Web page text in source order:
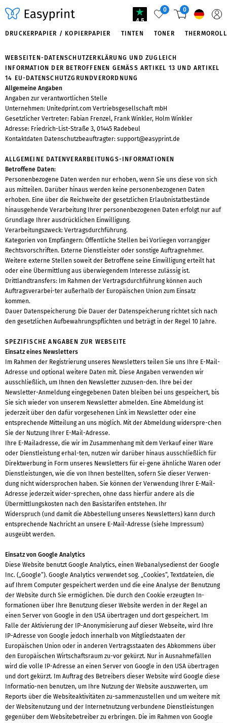
4.5
0 0
DRUCKERPAPIER / KOPIERPAPIER TINTEN TONER
WEBSEITEN-DATENSCHUTZERKLÄRUNG UND ZUGLEICH
INFORMATION DER BETROFFENEN GEMÄSS ARTIKEL 13 UND ARTIKEL 1
4 EU-DATENSCHUTZGRUNDVERORDNUNG
Allgemeine Angaben
Angaben zur verantwortlichen Stelle
Unternehmen: Unitedprint.com Vertriebsgesellschaft mbH
Gesetzlicher Vertreter: Fabian Frenzel, Frank Winkler, Holm Winkler
Adresse: Friedrich-List-Straße 3, 01445 Radebeul
Kontaktdaten Datenschutzbeauftragter: support@easyprint.de
ALLGEMEINE DATENVERARBEITUNGS-INFORMATIONEN
Betroffene Daten:
Personenbezogene Daten werden nur erhoben, wenn Sie uns diese von sich
aus mitteilen. Darüber hinaus werden keine personenbezogenen Daten
erhoben. Eine über die Reichweite der gesetzlichen Erlaubnistatbestände
hinausgehende Verarbeitung Ihrer personenbezogenen Daten erfolgt nur auf
Grundlage Ihrer ausdrücklichen Einwilligung.
Verarbeitungszweck: Vertragsdurchführung.
Kategorien von Empfängern: Öffentliche Stellen bei Vorliegen vorrangiger
Rechtsvorschriften. Externe Dienstleister oder sonstige Auftragnehmer.
Weitere externe Stellen soweit der Betroffene seine Einwilligung erteilt hat
oder eine Übermittlung aus überwiegendem Interesse zulässig ist.
Drittlandtransfers: Im Rahmen der Vertragsdurchführung können auch
Auftragsverarbei-ter außerhalb der Europäischen Union zum Einsatz
kommen.
Dauer Datenspeicherung: Die Dauer der Datenspeicherung richtet sich nach
den gesetzlichen Aufbewahrungspflichten und beträgt in der Regel 10 Jahre.
SPEZIFISCHE ANGABEN ZUR WEBSEITE
Einsatz eines Newsletters
Im Rahmen der Registrierung unseres Newsletters teilen Sie uns Ihre E-Mail-
Adresse und optional weitere Daten mit. Diese Angaben verwenden wir
ausschließlich, um Ihnen den Newsletter zuzusen-den. Ihre bei der
Newsletter-Anmeldung eingegebenen Daten bleiben bei uns gespeichert, bis
Sie sich wieder von unserem Newsletter abmelden. Eine Abmeldung ist
jederzeit über den dafür vorgesehenen Link im Newsletter oder eine
entsprechende Mitteilung an uns möglich. Mit der Abmeldung widerspre-chen
Sie der Nutzung Ihrer E-Mail-Adresse.
Ihre E-Mailadresse, die wir im Zusammenhang mit dem Verkauf einer Ware
oder Dienstleistung erhal-ten, nutzen wir darüber hinaus ausschließlich für
Direktwerbung in Form unseres Newsletters für ei-gene ähnliche Waren oder
Dienstleistungen, wie die von Ihnen bestellten, sofern Sie dieser Verwen-
dung nicht widersprochen haben. Sie können der Verwendung Ihrer E-Mail-
Adresse jederzeit wider-sprechen, ohne dass hierfür andere als die
Übermittlungskosten nach den Basistarifen entstehen. Ihr
Widerspruch (und damit die Abbestellung unseres Newsletters) kann durch
entsprechende Nachricht an unsere E-Mail-Adresse (siehe Impressum)
ausgeübt werden.
Einsatz von Google Analytics
Diese Website benutzt Google Analytics, einen Webanalysedienst der Google
Inc. („Google“). Google Analytics verwendet sog. „Cookies“, Textdateien, die
auf Ihrem Computer gespeichert werden und die eine Analyse der Benutzung
der Website durch Sie ermöglichen. Die durch den Cookie erzeugten In-
formationen über Ihre Benutzung dieser Website werden in der Regel an
einen Server von Google in den USA übertragen und dort gespeichert. Im
Falle der Aktivierung der IP-Anonymisierung auf dieser Webseite, wird Ihre
IP-Adresse von Google jedoch innerhalb von Mitgliedstaaten der
Europäischen Union oder in anderen Vertragsstaaten des Abkommens über
den Europäischen Wirtschaftsraum zu-vor gekürzt. Nur in Ausnahmefällen
wird die volle IP-Adresse an einen Server von Google in den USA übertragen
und dort gekürzt. Im Auftrag des Betreibers dieser Website wird Google diese
Informatio-nen benutzen, um Ihre Nutzung der Website auszuwerten, um
Reports über die Websiteaktivitäten zu-sammenzustellen und um weitere mit
der Websitenutzung und der Internetnutzung verbundene Dienstleistungen
gegenüber dem Websitebetreiber zu erbringen. Die im Rahmen von Google